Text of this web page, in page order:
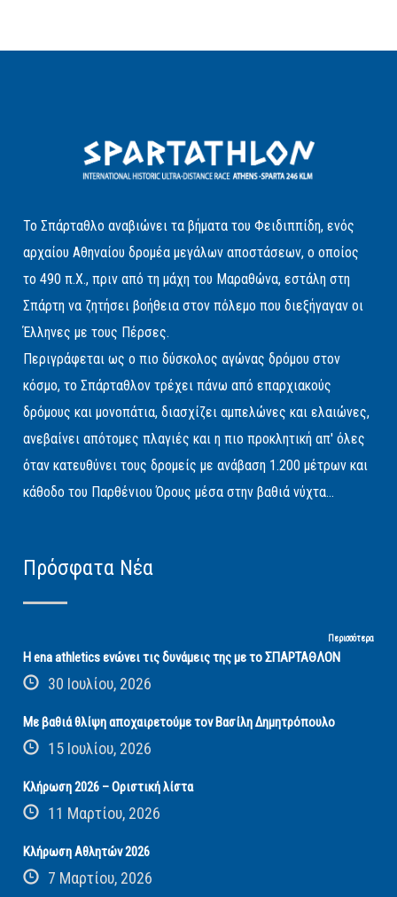
Το Σπάρταθλο αναβιώνει τα βήματα του Φειδιππίδη, ενός
αρχαίου Αθηναίου δρομέα μεγάλων αποστάσεων, ο οποίος
το 490 π.Χ., πριν από τη μάχη του Μαραθώνα, εστάλη στη
Σπάρτη να ζητήσει βοήθεια στον πόλεμο που διεξήγαγαν οι
Έλληνες με τους Πέρσες.
Περιγράφεται ως ο πιο δύσκολος αγώνας δρόμου στον
κόσμο, το Σπάρταθλον τρέχει πάνω από επαρχιακούς
δρόμους και μονοπάτια, διασχίζει αμπελώνες και ελαιώνες,
ανεβαίνει απότομες πλαγιές και η πιο προκλητική απ' όλες
όταν κατευθύνει τους δρομείς με ανάβαση 1.200 μέτρων και
κάθοδο του Παρθένιου Όρους μέσα στην βαθιά νύχτα...
Πρόσφατα Νέα
Περισσότερα
Η ena athletics ενώνει τις δυνάμεις της με το ΣΠΑΡΤΑΘΛΟΝ
30 Ιουλίου, 2026
Με βαθιά θλίψη αποχαιρετούμε τον Βασίλη Δημητρόπουλο
15 Ιουλίου, 2026
Κλήρωση 2026 – Οριστική λίστα
11 Μαρτίου, 2026
Κλήρωση Αθλητών 2026
7 Μαρτίου, 2026